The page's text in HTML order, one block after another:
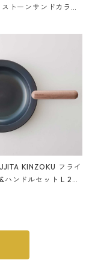
トーンサンドカラー
Umbrella Stand CUB
ンドブラック
KINZOKU フライ
ハンドルセット L 24c
対応 鉄フライパン